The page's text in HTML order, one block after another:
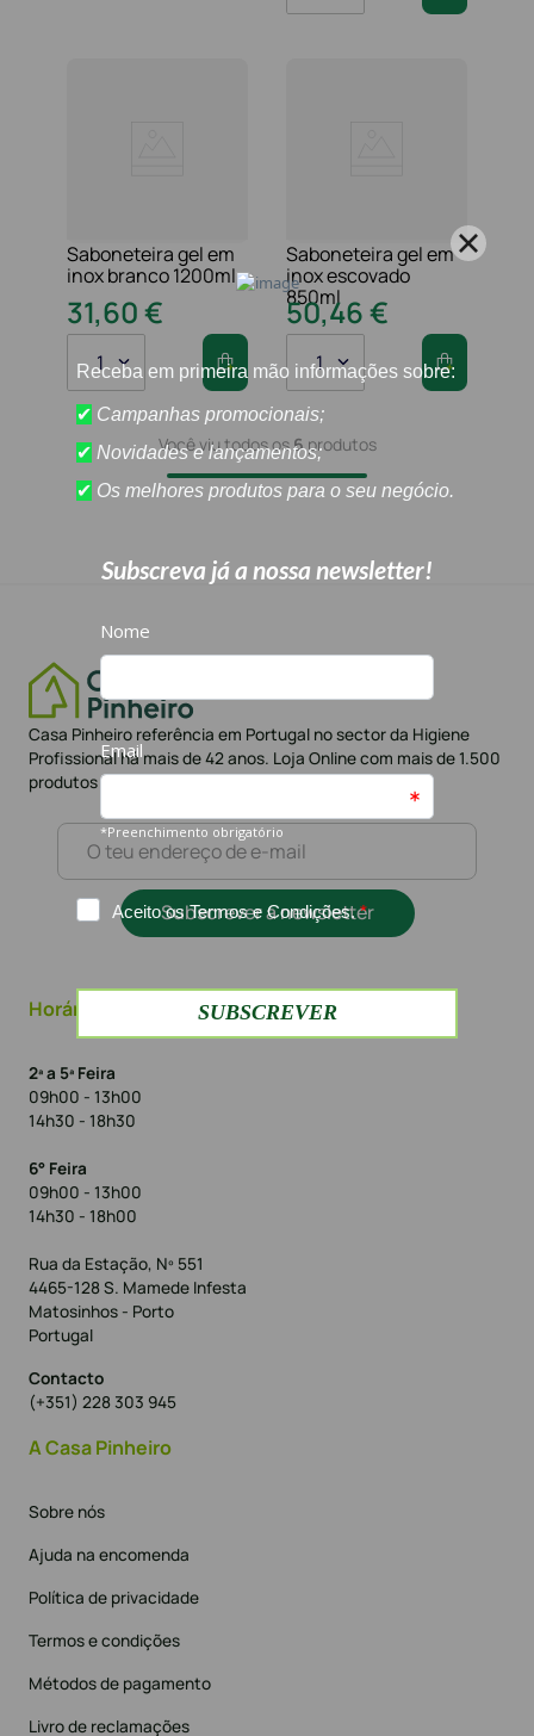
Saboneteira gel em
inox branco 1200ml
31,60€
1
Saboneteira gel em
inox escovado
850ml
50,46€
1
Você viu todos os6produtos
Casa Pinheiro referência em Portugal no sector da Higiene
Profissional há mais de 42 anos. Loja Online com mais de 1.500
produtos e mais de 10.000 clientes
Subscrever a newsletter
Horário
2ª a 5ª Feira
09h00 - 13h00
14h30 - 18h30
6° Feira
09h00 - 13h00
14h30 - 18h00
Rua da Estação, Nº 551
4465-128 S. Mamede Infesta
Matosinhos - Porto
Portugal
Contacto
(+351) 228 303 945
A Casa Pinheiro
Sobre nós
Ajuda na encomenda
Política de privacidade
Termos e condições
Métodos de pagamento
Livro de reclamações